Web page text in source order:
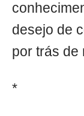
desejo de
por trás de
*